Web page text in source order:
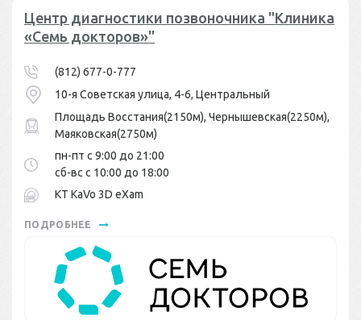
Центр диагностики позвоночника "Клиника
«Семь докторов»"
(812) 677-0-777
10-я Советская улица, 4-6, Центральный
Площадь Восстания(2150м), Чернышевская(2250м),
Маяковская(2750м)
пн-пт с 9:00 до 21:00
сб-вс с 10:00 до 18:00
КТ KaVo 3D eXam
ПОДРОБНЕЕ